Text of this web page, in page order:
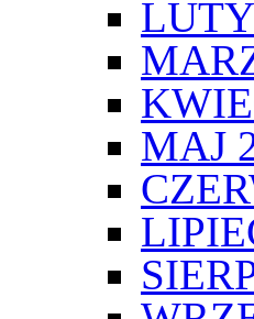
MAJ